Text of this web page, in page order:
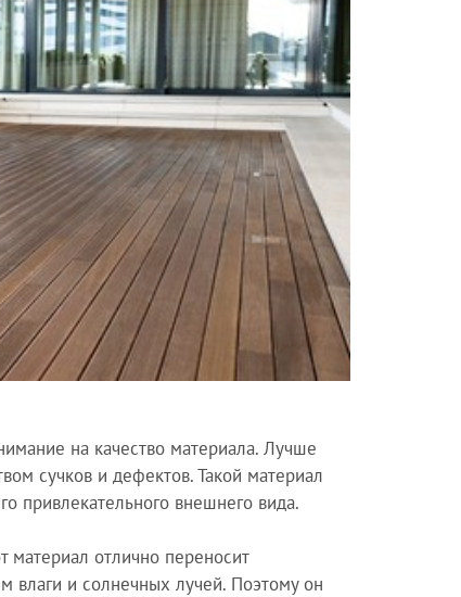
на качество материала. Лучше
сучков и дефектов. Такой материал
привлекательного внешнего вида.
отлично переносит
влаги и солнечных лучей. Поэтому он